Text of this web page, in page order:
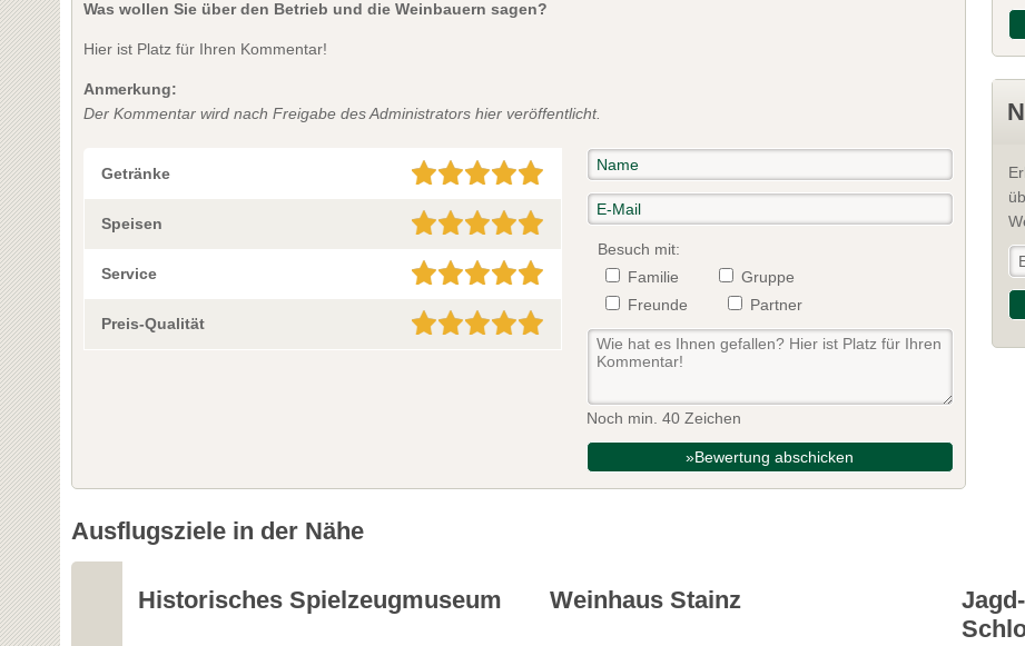
Was wollen Sie über den Betrieb und die Weinbauern sagen?
Hier ist Platz für Ihren Kommentar!
Anmerkung:
Der Kommentar wird nach Freigabe des Administrators hier veröffentlicht.
Getränke
Speisen
Service
Preis-Qualität
Besuch mit:
Familie
Gruppe
Freunde
Partner
Noch min. 40 Zeichen
»Bewertung abschicken
Ausflugsziele in der Nähe
Historisches Spielzeugmuseum Weinhaus Stainz